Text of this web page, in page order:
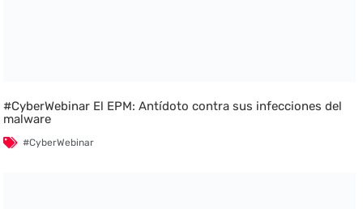
#CyberWebinar El EPM: Antídoto contra sus infecciones del
malware
#CyberWebinar